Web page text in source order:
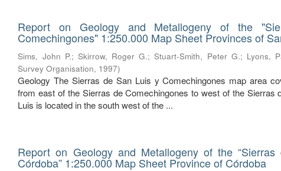
Report on Geology and Metallogeny of the
Comechingones" 1:250.000 Map Sheet Provinces of
Sims, John P.; Skirrow, Roger G.;Stuart-Smith, Peter G.; Lyons,
Survey Organisation, 1997)
Geology The Sierras de San Luis y Comechingones map area
from east of the Sierras de Comechingones to west of the Sierras
Luis is located in the south west of the ...
Report on Geology and Metallogeny of the “Sierras
Córdoba” 1:250.000 Map Sheet Province of Córdoba